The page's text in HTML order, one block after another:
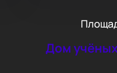
Дом